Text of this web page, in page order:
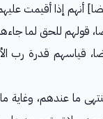
أنهم إذا أقيمت عليهم
قولهم للحق لما
قياسهم قدرة رب
ما عندهم، وغاية ما